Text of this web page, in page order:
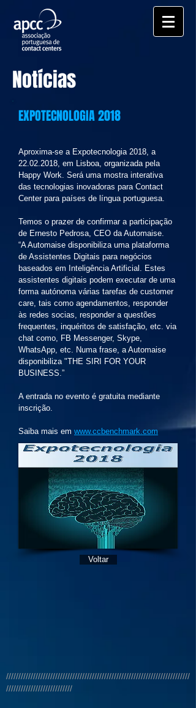
Notícias
EXPOTECNOLOGIA 2018
Aproxima-se a Expotecnologia 2018, a
22.02.2018, em Lisboa, organizada pela
Happy Work. Será uma mostra interativa
das tecnologias inovadoras para Contact
Center para países de língua portuguesa.
Temos o prazer de confirmar a participação
de Ernesto Pedrosa, CEO da Automaise.
“A Automaise disponibiliza uma plataforma
de Assistentes Digitais para negócios
baseados em Inteligência Artificial. Estes
assistentes digitais podem executar de uma
forma autónoma várias tarefas de customer
care, tais como agendamentos, responder
às redes socias, responder a questões
frequentes, inquéritos de satisfação, etc. via
chat como, FB Messenger, Skype,
WhatsApp, etc. Numa frase, a Automaise
disponibiliza "THE SIRI FOR YOUR
BUSINESS.”
A entrada no evento é gratuita mediante
inscrição.
Saiba mais em www.ccbenchmark.com
Voltar
///////////////////////////////////////////////////////////////////////////
///////////////////////////